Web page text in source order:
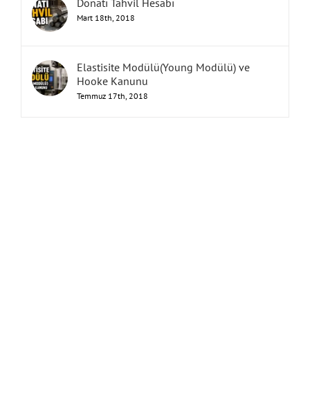
Donatı Tahvil Hesabı
Mart 18th, 2018
Elastisite Modülü(Young Modülü) ve
Hooke Kanunu
Temmuz 17th, 2018